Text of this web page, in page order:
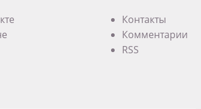
Контакты
Комментарии
RSS